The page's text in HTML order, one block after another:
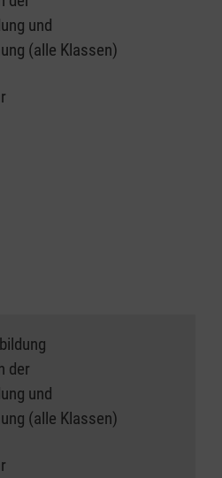
und
(alle Klassen)
der
und
(alle Klassen)